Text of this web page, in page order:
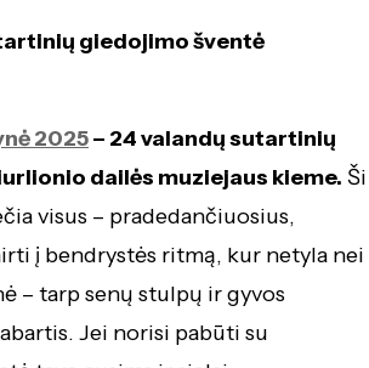
giedojimo šventė
2025– 24 valandų sutartinių
dailės muziejaus kieme. Ši
visus – pradedančiuosius,
į bendrystės ritmą, kur netyla nei
– tarp senų stulpų ir gyvos
Jei norisi pabūti su